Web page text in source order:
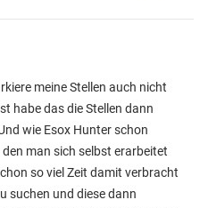
meine Stellen auch nicht
habe das die Stellen dann
wie Esox Hunter schon
man sich selbst erarbeitet
so viel Zeit damit verbracht
suchen und diese dann